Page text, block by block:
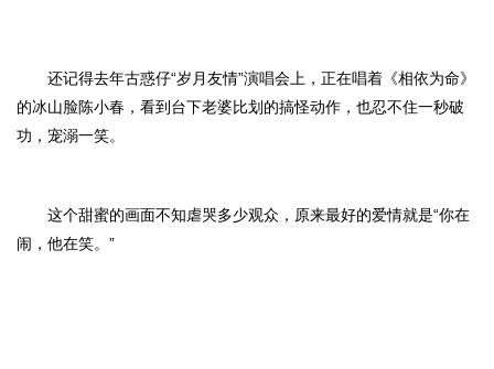
还记得去年古惑仔“岁月友情”演唱会上，正在唱着《相依为命》
的冰山脸陈小春，看到台下老婆比划的搞怪动作，也忍不住一秒破
功，宠溺一笑。
这个甜蜜的画面不知虐哭多少观众，原来最好的爱情就是“你在
闹，他在笑。”